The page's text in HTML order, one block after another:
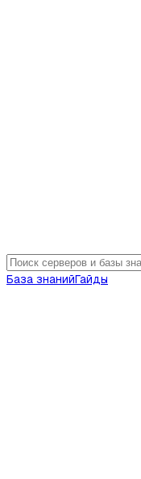
База знанийГайды